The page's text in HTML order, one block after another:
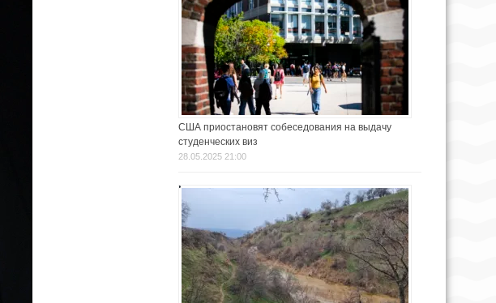
США приостановят собеседования на выдачу
студенческих виз
28.05.2025 21:00